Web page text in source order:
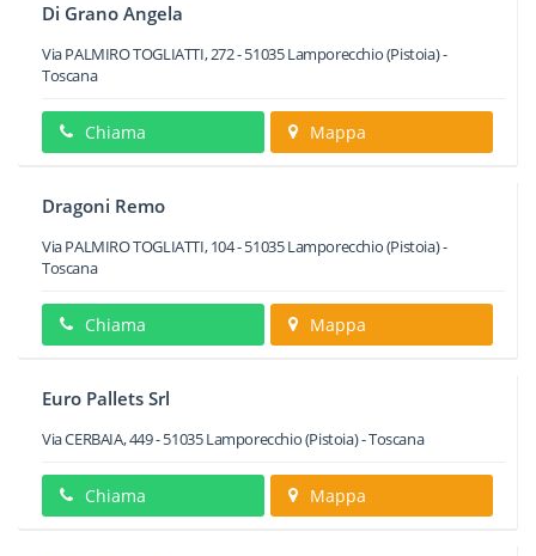
Di Grano Angela
Via PALMIRO TOGLIATTI, 272-51035Lamporecchio(Pistoia) -
Toscana
Chiama Mappa
Dragoni Remo
Via PALMIRO TOGLIATTI, 104-51035Lamporecchio(Pistoia) -
Toscana
Chiama Mappa
Euro Pallets Srl
Via CERBAIA, 449-51035Lamporecchio(Pistoia) -Toscana
Chiama Mappa